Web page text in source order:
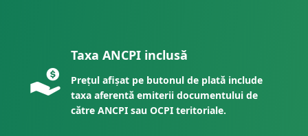
Taxa ANCPI inclusă
Prețul afișat pe butonul de plată include
taxa aferentă emiterii documentului de
către ANCPI sau OCPI teritoriale.